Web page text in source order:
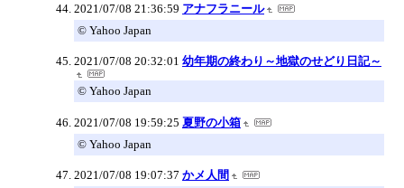
2021/07/08 21:36:59 アナフラニール
© Yahoo Japan
2021/07/08 20:32:01 幼年期の終わり～地獄のせどり日記～
© Yahoo Japan
2021/07/08 19:59:25 夏野の小箱
© Yahoo Japan
2021/07/08 19:07:37 かメ人間